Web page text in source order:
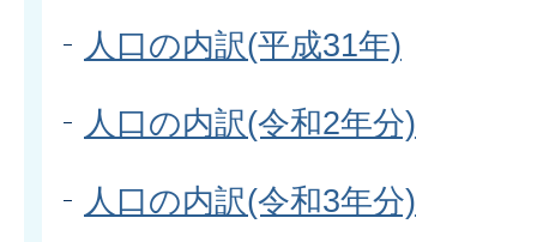
人口の内訳(平成31年)
人口の内訳(令和2年分)
人口の内訳(令和3年分)